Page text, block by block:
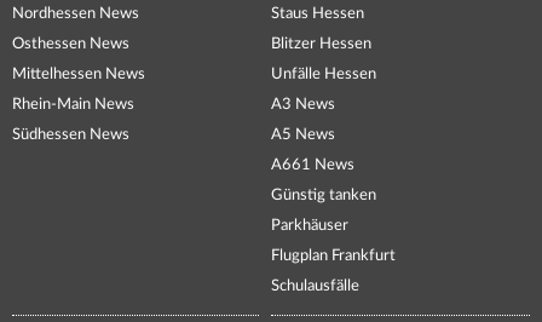
Nordhessen News
Osthessen News
Mittelhessen News
Rhein-Main News
Südhessen News
Staus Hessen
Blitzer Hessen
Unfälle Hessen
A3 News
A5 News
A661 News
Günstig tanken
Parkhäuser
Flugplan Frankfurt
Schulausfälle